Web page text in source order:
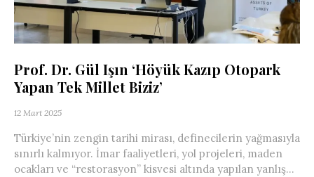
Prof. Dr. Gül Işın ‘Höyük Kazıp Otopark
Yapan Tek Millet Biziz’
12 Mart 2025
Türkiye’nin zengin tarihi mirası, definecilerin yağmasıyla
sınırlı kalmıyor. İmar faaliyetleri, yol projeleri, maden
ocakları ve “restorasyon” kisvesi altında yapılan yanlış...